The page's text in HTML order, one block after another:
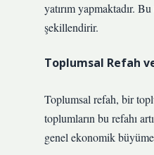
yatırım yapmaktadır.
şekillendirir.
Toplumsal Refah
Toplumsal refah, bir
toplumların bu refahı
genel ekonomik